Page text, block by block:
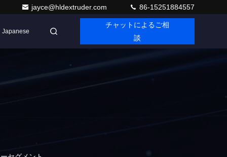
jayce@hldextruder.com 86-15251884557
Japanese
チャットによるご相
談